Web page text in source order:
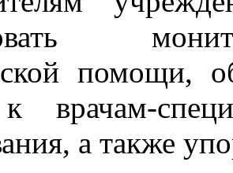
помощи,
врачам-
а также